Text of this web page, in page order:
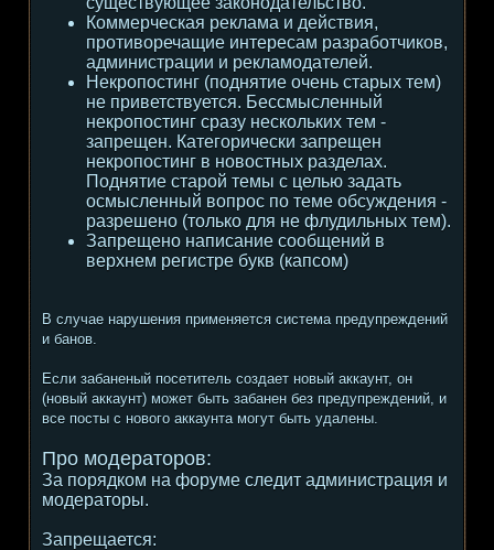
Коммерческая реклама и действия,
противоречащие интересам разработчиков,
администрации и рекламодателей.
Некропостинг (поднятие очень старых тем)
не приветствуется. Бессмысленный
некропостинг сразу нескольких тем -
запрещен. Категорически запрещен
некропостинг в новостных разделах.
Поднятие старой темы с целью задать
осмысленный вопрос по теме обсуждения -
разрешено (только для не флудильных тем).
Запрещено написание сообщений в
верхнем регистре букв (капсом)
В случае нарушения применяется система предупреждений
и банов.
Если забаненый посетитель создает новый аккаунт, он
(новый аккаунт) может быть забанен без предупреждений, и
все посты с нового аккаунта могут быть удалены.
Про модераторов:
За порядком на форуме следит администрация и
модераторы.
Запрещается: